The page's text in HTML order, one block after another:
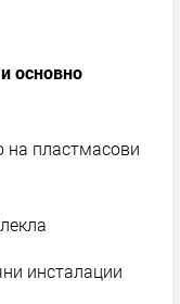
основно
на пластмасови
инсталации